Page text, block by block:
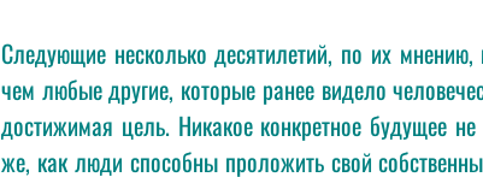
Следующие несколько десятилетий, по их
чем любые другие, которые ранее видело
достижимая цель. Никакое конкретное будущее
же, как люди способны проложить свой